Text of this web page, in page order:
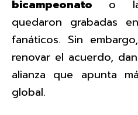
bicampeonato o
quedaron grabadas
fanáticos. Sin
renovar el acuerdo,
alianza que apunta
global.